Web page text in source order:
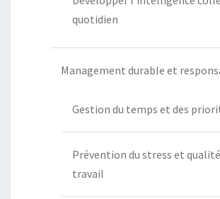
quotidien
Management durable et
Gestion du temps et des
Prévention du stress et qualité
travail